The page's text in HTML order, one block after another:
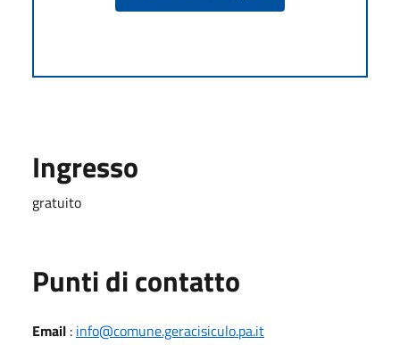
Ingresso
gratuito
Punti di contatto
Email : info@comune.geracisiculo.pa.it